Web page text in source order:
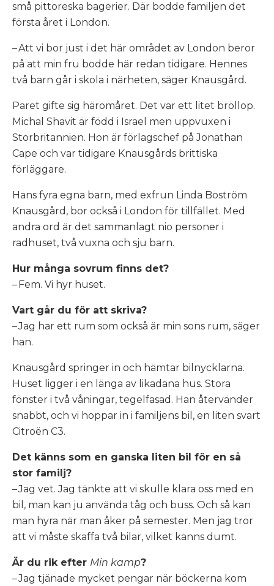
små pittoreska bagerier. Där bodde familjen det
första året i London.
– Att vi bor just i det här området av London beror
på att min fru bodde här redan tidigare. Hennes
två barn går i skola i närheten, säger Knausgård.
Paret gifte sig häromåret. Det var ett litet bröllop.
Michal Shavit är född i Israel men uppvuxen i
Storbritannien. Hon är förlagschef på Jonathan
Cape och var tidigare Knausgårds brittiska
förläggare.
Hans fyra egna barn, med exfrun Linda Boström
Knausgård, bor också i London för tillfället. Med
andra ord är det sammanlagt nio personer i
radhuset, två vuxna och sju barn.
Hur många sovrum finns det?
– Fem. Vi hyr huset.
Vart går du för att skriva?
– Jag har ett rum som också är min sons rum, säger
han.
Knausgård springer in och hämtar bilnycklarna.
Huset ligger i en länga av likadana hus. Stora
fönster i två våningar, tegelfasad. Han återvänder
snabbt, och vi hoppar in i familjens bil, en liten svart
Citroën C3.
Det känns som en ganska liten bil för en så
stor familj?
– Jag vet. Jag tänkte att vi skulle klara oss med en
bil, man kan ju använda tåg och buss. Och så kan
man hyra när man åker på semester. Men jag tror
att vi måste skaffa två bilar, vilket känns dumt.
Är du rik efter Min kamp?
– Jag tjänade mycket pengar när böckerna kom